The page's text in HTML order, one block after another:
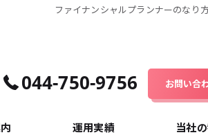
ファイナンシャルプランナーのなり
044-750-9756 お問い合
運用実績 当社